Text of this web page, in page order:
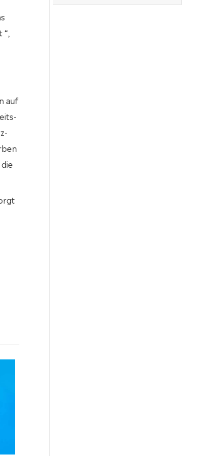
auf